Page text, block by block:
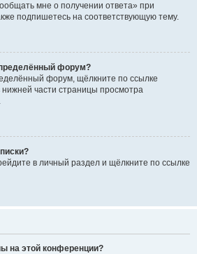
мне о получении ответа» при
подпишетесь на соответствующую тему.
форум?
форум, щёлкните по ссылке
части страницы просмотра
в личный раздел и щёлкните по ссылке
на этой конференции?